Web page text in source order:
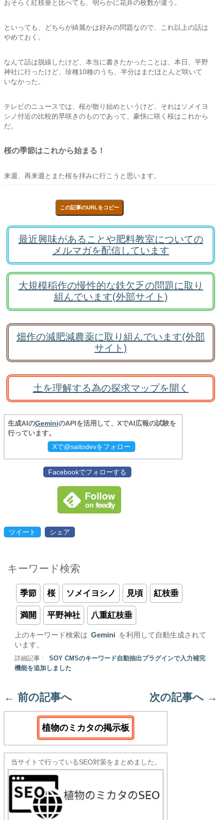
おそらく紅枝垂と比べても、明らかに花弁の枚数が違う。
といっても、どちらが綺麗かは好みの問題なので、これ以上の話は
やめておく。
なんて話は脱線したけど、本当に書きたかったことは、本日、平野
神社に行ったけど、珍種10種のうち、半分はまだほとんど咲いて
いなかった。
テレビのニュースでは、桜が散り始めというけど、それはソメイヨ
シノ付近の比較的早咲きのものであって、豪快に咲く桜はこれから
だ。
桜の季節はこれから始まる！
来週、再来週とまた桜を拝みに行こうと思います。
この記事のURLをコピー
最近興味があることや肥料教室についての
メルマガを配信しています
大規模稲作の慢性的な鉄欠乏の問題に取り
組んでいます(外部サイト)
畑作の減肥減農薬に取り組んでいます(外部
サイト)
土を理解する為の探求マップを開く
生成AIのGeminiのAPIを活用して、XでAI広報の試験を
行っています。
Xで@saitodevをフォロー
Facebookでフォローする
ツイート シェア
キーワード検索
季節 桜 ソメイヨシノ 見頃 紅枝垂
満開 平野神社 八重紅枝垂
上のキーワード検索は Gemini
を利用して自動生成されて
います。
詳細記事 :
SOY CMSのキーワード自動抽出プラグインで入力補完
機能を追加しました
← 前の記事へ 次の記事へ →
植物のミカタの掲示板
当サイトで行っているSEO対策をまとめました。